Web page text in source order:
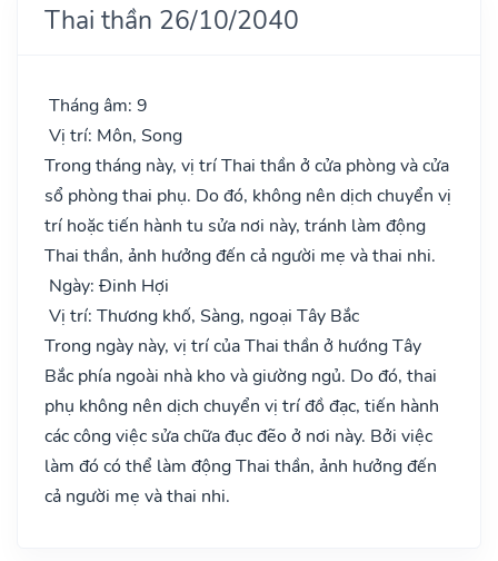
Thai thần 26/10/2040
Tháng âm: 9
Vị trí: Môn, Song
Trong tháng này, vị trí Thai thần ở cửa phòng và cửa
sổ phòng thai phụ. Do đó, không nên dịch chuyển vị
trí hoặc tiến hành tu sửa nơi này, tránh làm động
Thai thần, ảnh hưởng đến cả người mẹ và thai nhi.
Ngày: Đinh Hợi
Vị trí: Thương khố, Sàng, ngoại Tây Bắc
Trong ngày này, vị trí của Thai thần ở hướng Tây
Bắc phía ngoài nhà kho và giường ngủ. Do đó, thai
phụ không nên dịch chuyển vị trí đồ đạc, tiến hành
các công việc sửa chữa đục đẽo ở nơi này. Bởi việc
làm đó có thể làm động Thai thần, ảnh hưởng đến
cả người mẹ và thai nhi.